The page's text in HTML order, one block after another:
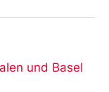
und Basel